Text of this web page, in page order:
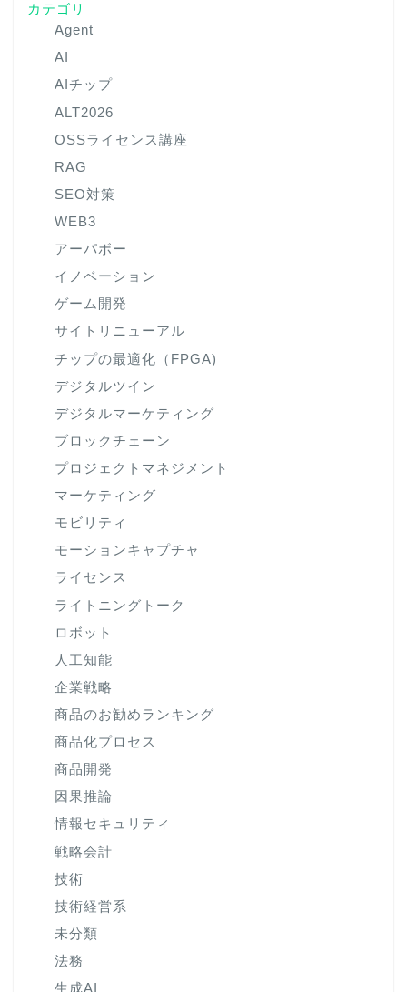
カテゴリ
Agent
AI
AIチップ
ALT2026
OSSライセンス講座
RAG
SEO対策
WEB3
アーパボー
イノベーション
ゲーム開発
サイトリニューアル
チップの最適化（FPGA)
デジタルツイン
デジタルマーケティング
ブロックチェーン
プロジェクトマネジメント
マーケティング
モビリティ
モーションキャプチャ
ライセンス
ライトニングトーク
ロボット
人工知能
企業戦略
商品のお勧めランキング
商品化プロセス
商品開発
因果推論
情報セキュリティ
戦略会計
技術
技術経営系
未分類
法務
生成AI